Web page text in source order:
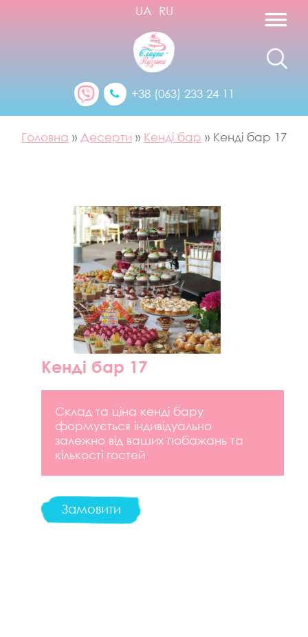
+38 (063) 233 24 11
UA RU
Головна » Десерти » Кенді бар » Кенді бар 17
Кенді бар 17
Склад та ціна кенді бару
формується індивідуально
залежно від ваших побажань та
кількості гостей
Замовити